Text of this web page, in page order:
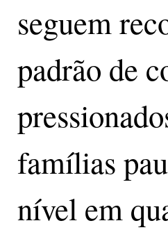
seguem
padrão de
famílias
nível em